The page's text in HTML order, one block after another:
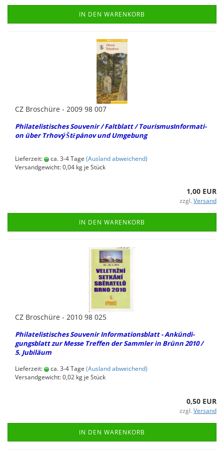
IN DEN WARENKORB
CZ Bro­schü­re - 2009 98 007
Phil­ate­lis­ti­sches Sou­ve­nir / Falt­blatt / Tou­ris­mus­In­for­ma­ti­
on über Trhový Štěpánov und Um­ge­bung
Lieferzeit: ca. 3-4 Tage (Ausland abweichend)
Versandgewicht:0,04 kg je Stück
1,00 EUR
zzgl. Versand
IN DEN WARENKORB
CZ Bro­schü­re - 2010 98 025
Phil­ate­lis­ti­sches Sou­ve­nir In­for­ma­ti­ons­blatt - An­kün­di­
gungs­blatt zur Messe Tref­fen der Samm­ler in Brünn 2010 /
5. Ju­bi­lä­um
Lieferzeit: ca. 3-4 Tage (Ausland abweichend)
Versandgewicht:0,02 kg je Stück
0,50 EUR
zzgl. Versand
IN DEN WARENKORB